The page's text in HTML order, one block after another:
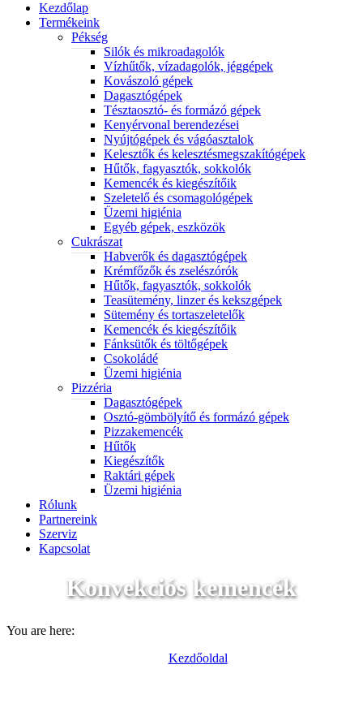
Kezdőlap
Termékeink
Pékség
Silók és mikroadagolók
Vízhűtők, vízadagolók, jéggépek
Kovászoló gépek
Dagasztógépek
Tésztaosztó- és formázó gépek
Kenyérvonal berendezései
Nyújtógépek és vágóasztalok
Kelesztők és kelesztésmegszakítógépek
Hűtők, fagyasztók, sokkolók
Kemencék és kiegészítőik
Szeletelő és csomagológépek
Üzemi higiénia
Egyéb gépek, eszközök
Cukrászat
Habverők és dagasztógépek
Krémfőzők és zselészórók
Hűtők, fagyasztók, sokkolók
Teasütemény, linzer és kekszgépek
Sütemény és tortaszeletelők
Kemencék és kiegészítőik
Fánksütők és töltőgépek
Csokoládé
Üzemi higiénia
Pizzéria
Dagasztógépek
Osztó-gömbölyítő és formázó gépek
Pizzakemencék
Hűtők
Kiegészítők
Raktári gépek
Üzemi higiénia
Rólunk
Partnereink
Szerviz
Kapcsolat
Konvekciós kemencék
You are here:
Kezdőoldal